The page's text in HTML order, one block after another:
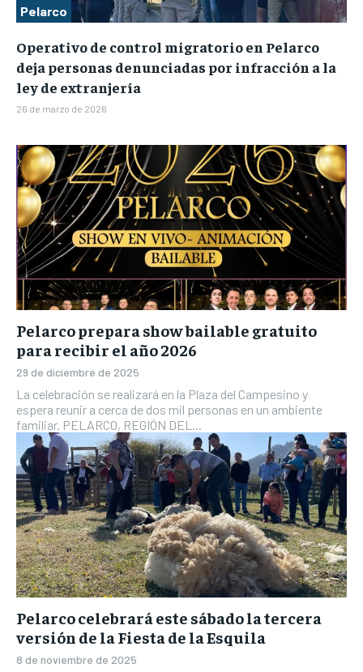
Pelarco
Operativo de control migratorio en Pelarco
deja personas denunciadas por infracción a la
ley de extranjería
26 de marzo de 2026
Pelarco prepara show bailable gratuito
para recibir el año 2026
29 de diciembre de 2025
La celebración se realizará en la Plaza del Campesino y
espera reunir a cerca de dos mil personas en un ambiente
familiar. PELARCO, REGIÓN DEL...
Pelarco celebrará este sábado la tercera
versión de la Fiesta de la Esquila
8 de noviembre de 2025